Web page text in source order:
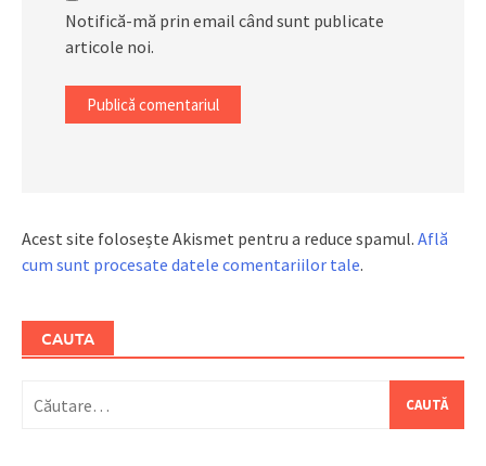
Notifică-mă prin email când sunt publicate
articole noi.
Acest site folosește Akismet pentru a reduce spamul. Află
cum sunt procesate datele comentariilor tale.
CAUTA
după: